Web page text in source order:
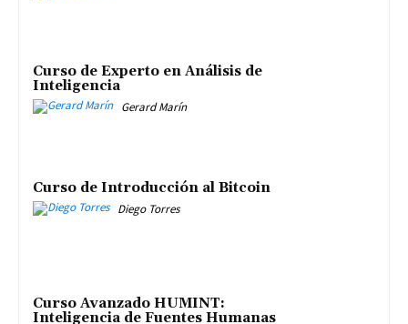
Curso de Experto en Análisis de
Inteligencia
Gerard Marín
Curso de Introducción al Bitcoin
Diego Torres
Curso Avanzado HUMINT:
Inteligencia de Fuentes Humanas